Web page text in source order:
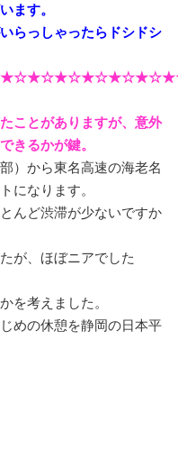
ます。
らっしゃったらドシドシ
ことがありますが、意外
きるかが鍵。
）から東名高速の海老名
になります。
んど渋滞が少ないですか
が、ほぼニアでした
を考えました。
めの休憩を静岡の日本平